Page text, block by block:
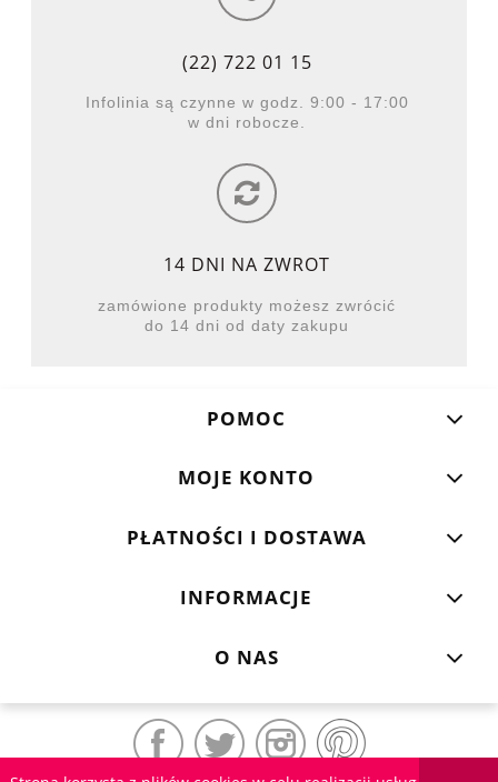
(22) 722 01 15
Infolinia są czynne w godz. 9:00 - 17:00
w dni robocze.
14 DNI NA ZWROT
zamówione produkty możesz zwrócić
do 14 dni od daty zakupu
POMOC
MOJE KONTO
PŁATNOŚCI I DOSTAWA
INFORMACJE
O NAS